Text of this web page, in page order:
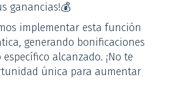
ganancias!💰
implementar esta función
generando bonificaciones
alcanzado. ¡No te
única para aumentar